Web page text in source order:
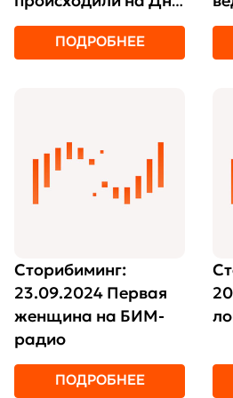
Рождения БИМ-
радиоПОДРОБНЕЕ
Сторибиминг:
23.09.2024 Первая
женщина на БИМ-
радио
ПОДРОБНЕЕ